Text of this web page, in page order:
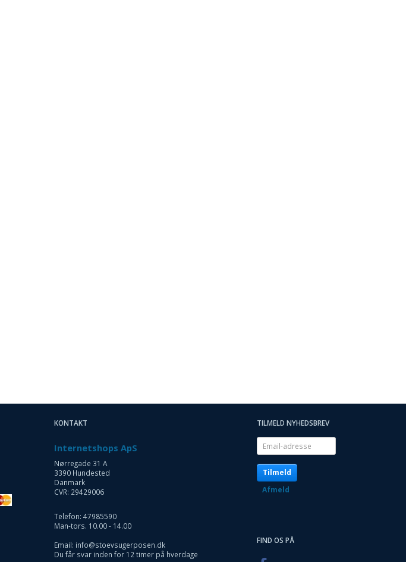
KONTAKT
Internetshops ApS
Nørregade 31 A
3390 Hundested
Danmark
CVR: 29429006
Telefon: 47985590
Man-tors. 10.00 - 14.00
Email: info@stoevsugerposen.dk
Du får svar inden for 12 timer på hverdage
TILMELD NYHEDSBREV
Email-
adresse
Tilmeld
Afmeld
FIND OS PÅ